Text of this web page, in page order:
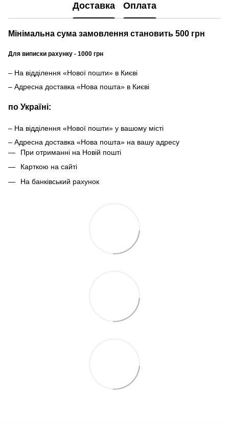
Доставка Оплата
Мінімальна сума замовлення становить 500 грн
Для виписки рахунку - 1000 грн
– На відділення «Нової пошти» в Києві
– Адресна доставка «Нова пошта» в Києві
по Україні:
– На відділення «Нової пошти» у вашому місті
– Адресна доставка «Нова пошта» на вашу адресу
При отриманні на Новій пошті
Карткою на сайті
На банківський рахунок